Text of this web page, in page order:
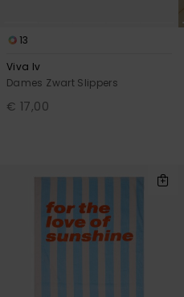
13
Viva Iv
Dames Zwart Slippers
€ 17,00